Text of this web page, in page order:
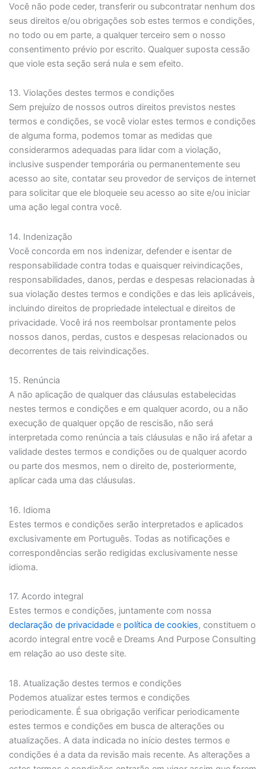
Você não pode ceder, transferir ou subcontratar nenhum dos
seus direitos e/ou obrigações sob estes termos e condições,
no todo ou em parte, a qualquer terceiro sem o nosso
consentimento prévio por escrito. Qualquer suposta cessão
que viole esta seção será nula e sem efeito.
13. Violações destes termos e condições
Sem prejuízo de nossos outros direitos previstos nestes
termos e condições, se você violar estes termos e condições
de alguma forma, podemos tomar as medidas que
considerarmos adequadas para lidar com a violação,
inclusive suspender temporária ou permanentemente seu
acesso ao site, contatar seu provedor de serviços de internet
para solicitar que ele bloqueie seu acesso ao site e/ou iniciar
uma ação legal contra você.
14. Indenização
Você concorda em nos indenizar, defender e isentar de
responsabilidade contra todas e quaisquer reivindicações,
responsabilidades, danos, perdas e despesas relacionadas à
sua violação destes termos e condições e das leis aplicáveis,
incluindo direitos de propriedade intelectual e direitos de
privacidade. Você irá nos reembolsar prontamente pelos
nossos danos, perdas, custos e despesas relacionados ou
decorrentes de tais reivindicações.
15. Renúncia
A não aplicação de qualquer das cláusulas estabelecidas
nestes termos e condições e em qualquer acordo, ou a não
execução de qualquer opção de rescisão, não será
interpretada como renúncia a tais cláusulas e não irá afetar a
validade destes termos e condições ou de qualquer acordo
ou parte dos mesmos, nem o direito de, posteriormente,
aplicar cada uma das cláusulas.
16. Idioma
Estes termos e condições serão interpretados e aplicados
exclusivamente em Português. Todas as notificações e
correspondências serão redigidas exclusivamente nesse
idioma.
17. Acordo integral
Estes termos e condições, juntamente com nossa
declaração de privacidade e política de cookies, constituem o
acordo integral entre você e Dreams And Purpose Consulting
em relação ao uso deste site.
18. Atualização destes termos e condições
Podemos atualizar estes termos e condições
periodicamente. É sua obrigação verificar periodicamente
estes termos e condições em busca de alterações ou
atualizações. A data indicada no início destes termos e
condições é a data da revisão mais recente. As alterações a